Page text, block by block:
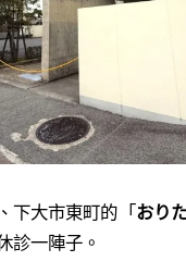
下大市東町的「おり
診一陣子。